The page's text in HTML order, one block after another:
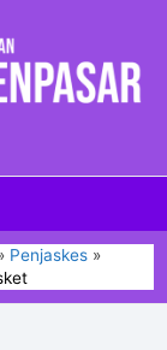
Penjaskes